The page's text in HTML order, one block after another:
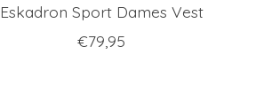
Eskadron Sport Dames Vest
€79,95